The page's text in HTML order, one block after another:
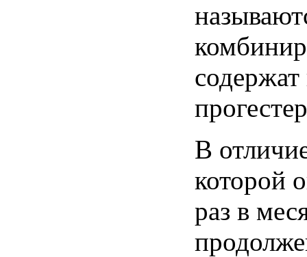
содержат
В
которой
раз в